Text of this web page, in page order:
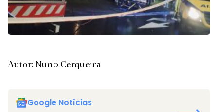
Autor: Nuno Cerqueira
Google Notícias